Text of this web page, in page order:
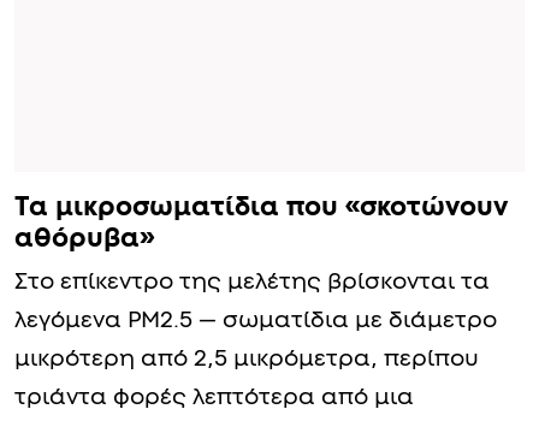
Τα μικροσωματίδια που «σκοτώνουν
αθόρυβα»
Στο επίκεντρο της μελέτης βρίσκονται τα
λεγόμενα PM2.5 — σωματίδια με διάμετρο
μικρότερη από 2,5 μικρόμετρα, περίπου
τριάντα φορές λεπτότερα από μια